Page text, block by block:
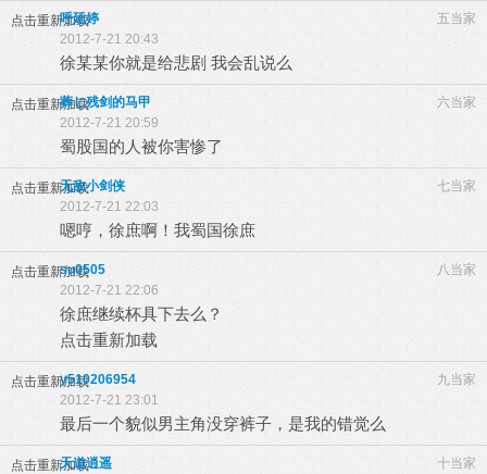
点击重新加载 五当家
呼延婷
2012-7-21 20:43
徐某某你就是给悲剧 我会乱说么
点击重新加载 六当家
葬じ残剑的马甲
2012-7-21 20:59
蜀股国的人被你害惨了
点击重新加载 七当家
无敌小剑侠
2012-7-21 22:03
嗯哼，徐庶啊！我蜀国徐庶
点击重新加载 八当家
su0505
2012-7-21 22:06
徐庶继续杯具下去么？
点击重新加载
点击重新加载 九当家
y510206954
2012-7-21 23:01
最后一个貌似男主角没穿裤子，是我的错觉么
点击重新加载 十当家
天道逍遥